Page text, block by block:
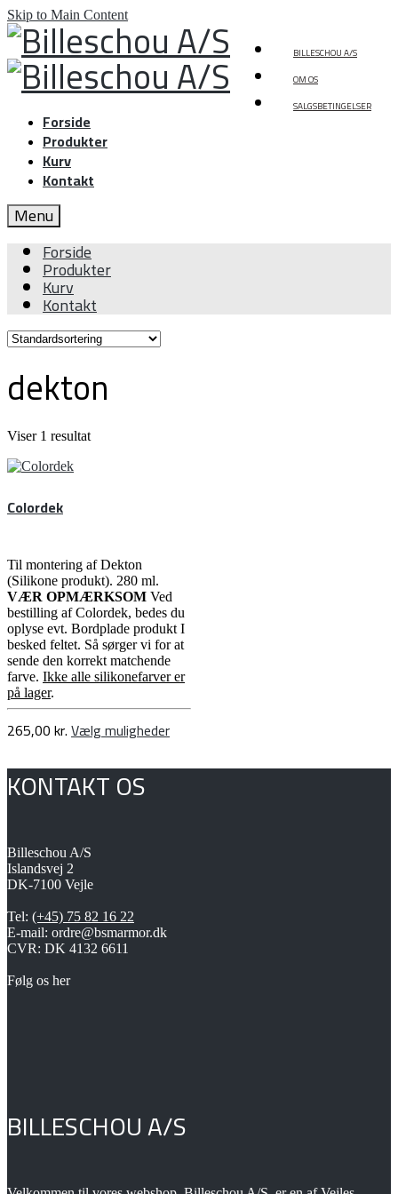
Skip to Main Content
BILLESCHOU A/S
OM OS
SALGSBETINGELSER
Forside
Produkter
Kurv
Kontakt
Menu
Forside
Produkter
Kurv
Kontakt
dekton
Viser 1 resultat
Colordek
Til montering af Dekton
(Silikone produkt). 280 ml.
VÆR OPMÆRKSOM Ved
bestilling af Colordek, bedes du
oplyse evt. Bordplade produkt I
besked feltet. Så sørger vi for at
sende den korrekt matchende
farve. Ikke alle silikonefarver er
på lager.
265,00kr.Vælg mulighedervare
flere
KONTAKT OS
Billeschou A/S
Islandsvej 2
DK-7100 Vejle
Tel: (+45) 75 82 16 22
E-mail: ordre@bsmarmor.dk
CVR: DK 4132 6611
Følg os her
BILLESCHOU A/S